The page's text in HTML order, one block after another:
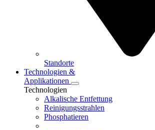
Standorte
Technologien &
Applikationen
Technologien
Alkalische Entfettung
Reinigungsstrahlen
Phosphatieren